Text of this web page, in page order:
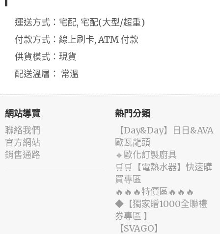
運送方式：宅配, 宅配(大型/超重)
付款方式：線上刷卡, ATM 付款
供貨模式：現貨
配送溫層： 常溫
網站導覽
聯絡我們
官方網站
銷售通路
熱門分類
️【Day&Day】️日日&AVA
歐瓦龍頭
🔹歐化訂製廚具
🛒🛒【電熱水器】快速購
買專區
🔥🔥🔥特價區🔥🔥🔥
◆【獨家贈1000全聯禮
券專區 】
️【SVAGO】️